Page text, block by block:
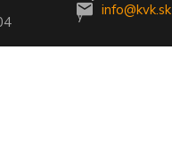
info@kvk.sk